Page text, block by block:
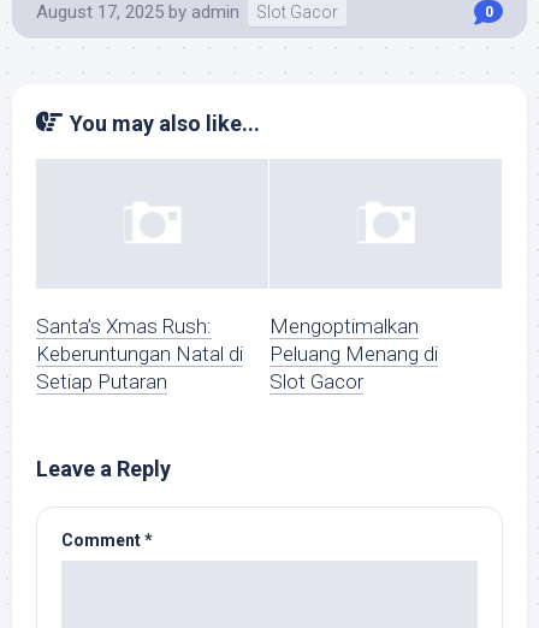
August 17, 2025 by admin Slot Gacor 0
You may also like...
Santa’s Xmas Rush:
Keberuntungan Natal di
Setiap Putaran
Mengoptimalkan
Peluang Menang di
Slot Gacor
Leave a Reply
Comment*